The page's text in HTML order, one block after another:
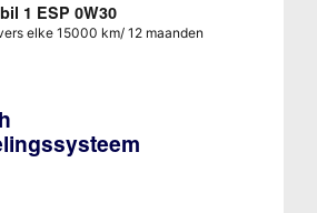
1 ESP 0W30
elke 15000 km/ 12 maanden